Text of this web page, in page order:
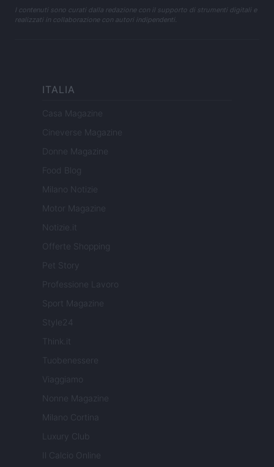
I contenuti sono curati dalla redazione con il supporto di strumenti digitali e
realizzati in collaborazione con autori indipendenti.
ITALIA
Casa Magazine
Cineverse Magazine
Donne Magazine
Food Blog
Milano Notizie
Motor Magazine
Notizie.it
Offerte Shopping
Pet Story
Professione Lavoro
Sport Magazine
Style24
Think.it
Tuobenessere
Viaggiamo
Nonne Magazine
Milano Cortina
Luxury Club
Il Calcio Online